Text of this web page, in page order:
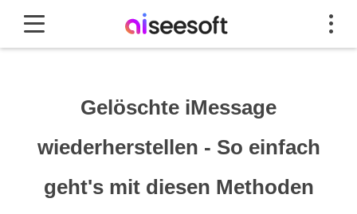
Gelöschte iMessage
wiederherstellen - So einfach
geht's mit diesen Methoden